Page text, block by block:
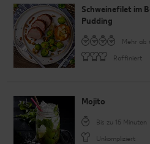
Schweinefilet im
Pudding
Mehr als
Raffiniert
Mojito
Bis zu 15 Minuten
Unkompliziert